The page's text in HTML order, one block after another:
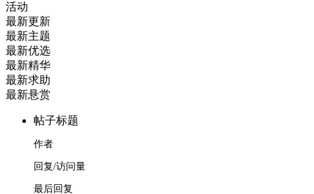
活动
最新更新
最新主题
最新优选
最新精华
最新求助
最新悬赏
帖子标题
作者
回复/访问量
最后回复